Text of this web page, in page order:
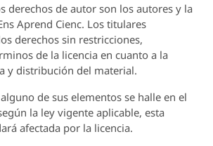
derechos de autor son los autores y la
Aprend Cienc. Los titulares
derechos sin restricciones,
de la licencia en cuanto a la
y distribución del material.
de sus elementos se halle en el
la ley vigente aplicable, esta
afectada por la licencia.